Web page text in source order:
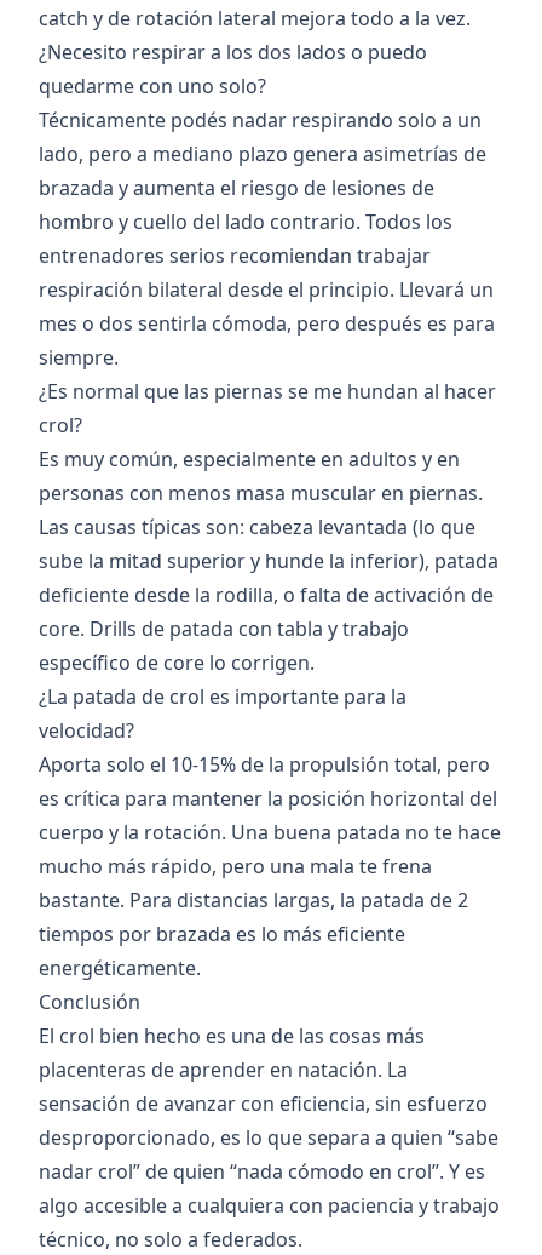
catch y de rotación lateral mejora todo a la vez.
¿Necesito respirar a los dos lados o puedo
quedarme con uno solo?
Técnicamente podés nadar respirando solo a un
lado, pero a mediano plazo genera asimetrías de
brazada y aumenta el riesgo de lesiones de
hombro y cuello del lado contrario. Todos los
entrenadores serios recomiendan trabajar
respiración bilateral desde el principio. Llevará un
mes o dos sentirla cómoda, pero después es para
siempre.
¿Es normal que las piernas se me hundan al hacer
crol?
Es muy común, especialmente en adultos y en
personas con menos masa muscular en piernas.
Las causas típicas son: cabeza levantada (lo que
sube la mitad superior y hunde la inferior), patada
deficiente desde la rodilla, o falta de activación de
core. Drills de patada con tabla y trabajo
específico de core lo corrigen.
¿La patada de crol es importante para la
velocidad?
Aporta solo el 10-15% de la propulsión total, pero
es crítica para mantener la posición horizontal del
cuerpo y la rotación. Una buena patada no te hace
mucho más rápido, pero una mala te frena
bastante. Para distancias largas, la patada de 2
tiempos por brazada es lo más eficiente
energéticamente.
Conclusión
El crol bien hecho es una de las cosas más
placenteras de aprender en natación. La
sensación de avanzar con eficiencia, sin esfuerzo
desproporcionado, es lo que separa a quien “sabe
nadar crol” de quien “nada cómodo en crol”. Y es
algo accesible a cualquiera con paciencia y trabajo
técnico, no solo a federados.